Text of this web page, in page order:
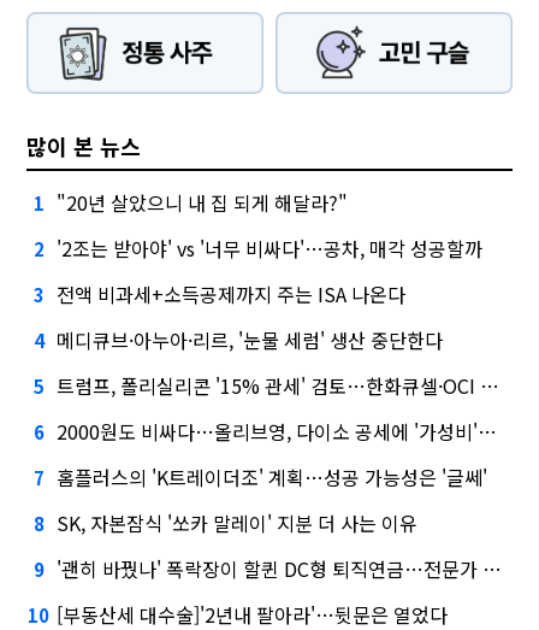
많이 본 뉴스
1 "20년 살았으니 내 집 되게 해달라?"
2 '2조는 받아야' vs '너무 비싸다'…공차, 매각 성공할까
3 전액 비과세+소득공제까지 주는 ISA 나온다
4 메디큐브·아누아·리르, '눈물 세럼' 생산 중단한다
5 트럼프, 폴리실리콘 '15% 관세' 검토…한화큐셀·OCI 영향은?
6 2000원도 비싸다…올리브영, 다이소 공세에 '가성비'로 맞불
7 홈플러스의 'K트레이더조' 계획…성공 가능성은 '글쎄'
8 SK, 자본잠식 '쏘카 말레이' 지분 더 사는 이유
9 '괜히 바꿨나' 폭락장이 할퀸 DC형 퇴직연금…전문가 조언은
10 [부동산세 대수술]'2년내 팔아라'…뒷문은 열었다